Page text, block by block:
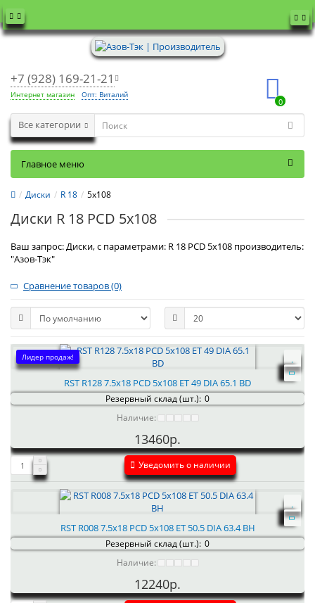
+7 (928) 169-21-21
Интернет магазин Опт: Виталий
0
Все категории
Главное меню
Диски R 18 5x108
Диски R 18 PCD 5x108
Ваш запрос: Диски, с параметрами: R 18 PCD 5x108 производитель:
"Азов-Тэк"
Сравнение товаров (0)
Лидер продаж!
RST R128 7.5x18 PCD 5x108 ET 49 DIA 65.1 BD
Резервный склад (шт.): 0
Наличие:
13460р.
Уведомить о наличии
RST R008 7.5x18 PCD 5x108 ET 50.5 DIA 63.4 BH
Резервный склад (шт.): 0
Наличие:
12240р.